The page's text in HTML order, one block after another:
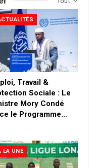
Travail &
Sociale : Le
Mory Condé
le Programme…
LA UNE